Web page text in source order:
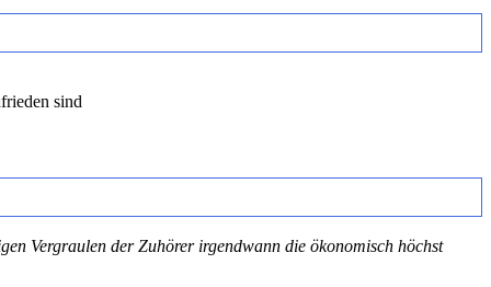
sind
Vergraulen der Zuhörer irgendwann die ökonomisch höchst